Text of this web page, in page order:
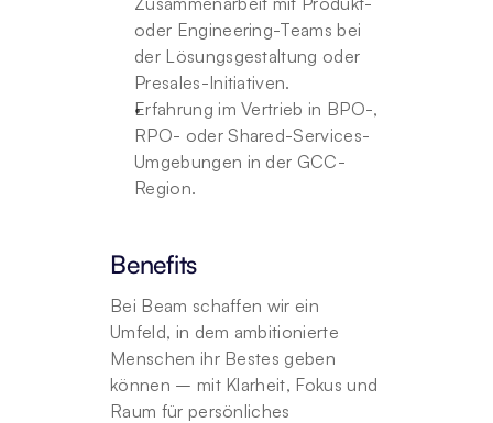
oder Engineering-Teams bei
der Lösungsgestaltung oder
Presales-Initiativen.
Erfahrung im Vertrieb in BPO-,
RPO- oder Shared-Services-
Umgebungen in der GCC-
Region.
Benefits
Bei Beam schaffen wir ein
Umfeld, in dem ambitionierte
Menschen ihr Bestes geben
können – mit Klarheit, Fokus und
Raum für persönliches